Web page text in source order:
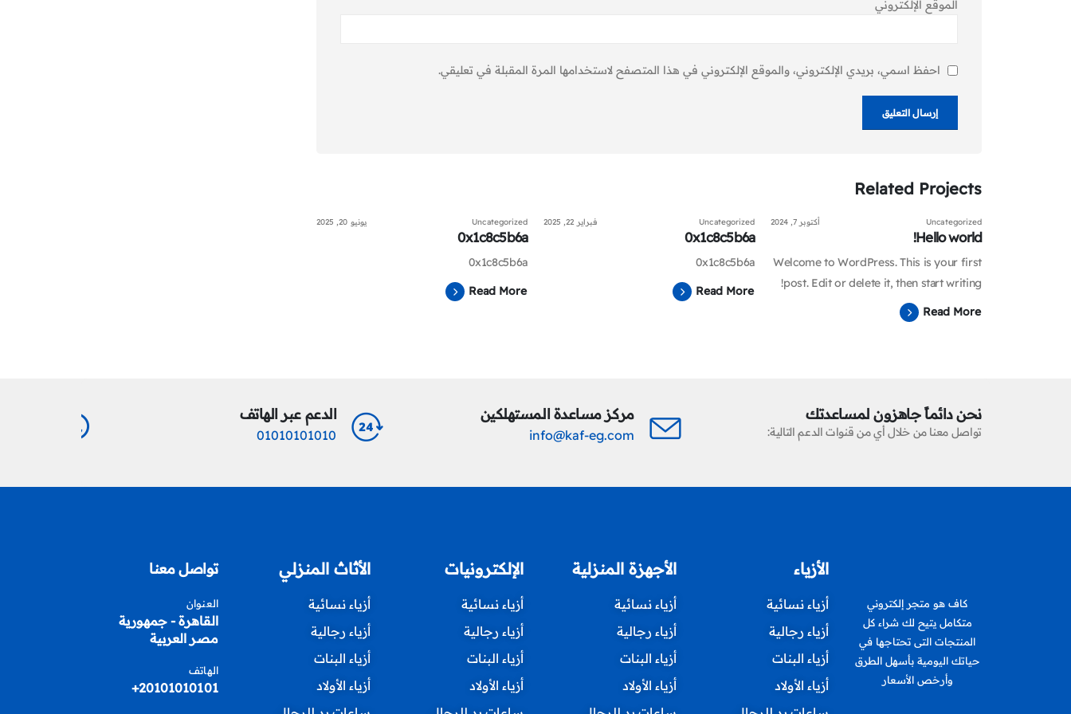
الموقع الإلكتروني
احفظ اسمي، بريدي الإلكتروني، والموقع الإلكتروني في هذا المتصفح لاستخدامها المرة المقبلة في تعليقي.
Related Projects
Uncategorized أكتوبر 7, 2024
Hello world!
Welcome to WordPress. This is your first
post. Edit or delete it, then start writing!
Read More
Uncategorized فبراير 22, 2025
0x1c8c5b6a
0x1c8c5b6a
Read More
Uncategorized يونيو 20, 2025
0x1c8c5b6a
0x1c8c5b6a
Read More
نحن دائماً جاهزون لمساعدتك
تواصل معنا من خلال أي من قنوات الدعم التالية:
مركز مساعدة المستهلكين
info@kaf-eg.com
الدعم عبر الهاتف
01010101010
كاف هو متجر إلكتروني
متكامل يتيح لك شراء كل
المنتجات التى تحتاجها في
حياتك اليومية بأسهل الطرق
وأرخص الأسعار
الأزياء
أزياء نسائية
أزياء رجالية
أزياء البنات
أزياء الأولاد
الأجهزة المنزلية
أزياء نسائية
أزياء رجالية
أزياء البنات
أزياء الأولاد
الإلكترونيات
أزياء نسائية
أزياء رجالية
أزياء البنات
أزياء الأولاد
الأثاث المنزلي
أزياء نسائية
أزياء رجالية
أزياء البنات
أزياء الأولاد
تواصل معنا
العنوان
القاهرة - جمهورية
مصر العربية
الهاتف
20101010101+